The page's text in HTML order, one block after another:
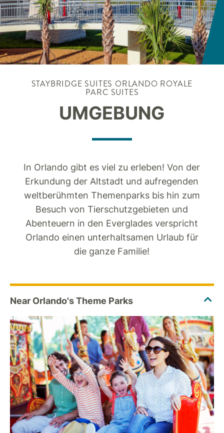
STAYBRIDGE SUITES ORLANDO ROYALE
PARC SUITES
UMGEBUNG
In Orlando gibt es viel zu erleben! Von der
Erkundung der Altstadt und aufregenden
weltberühmten Themenparks bis hin zum
Besuch von Tierschutzgebieten und
Abenteuern in den Everglades verspricht
Orlando einen unterhaltsamen Urlaub für
die ganze Familie!